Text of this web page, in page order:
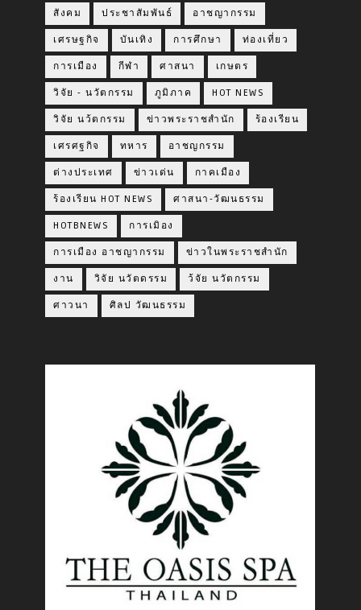
สังคม ประชาสัมพันธ์ อาชญากรรม
เศรษฐกิจ บันเทิง การศึกษา ท่องเที่ยว
การเมือง กีฬา ศาสนา เกษตร
วิจัย - นวัตกรรม ภูมิภาค HOT NEWS
วิจัย นว้ตกรรม ข่าวพระราชสำนัก ร้องเรียน
เศรศฐกิจ ทหาร อาชญกรรม
ต่างประเทศ ข่าวเด่น กาคเมือง
ร้องเรียน HOT NEWS ศาสนา-วัฒนธรรม
HOTBNEWS การเมิอง
การเมือง อาชญากรรม ข่าวในพระราชสำนัก
งาน วิจัย นวัตดรรม ว้จัย นวัตกรรม
ศาวนา ศิลป วัฒนธรรม